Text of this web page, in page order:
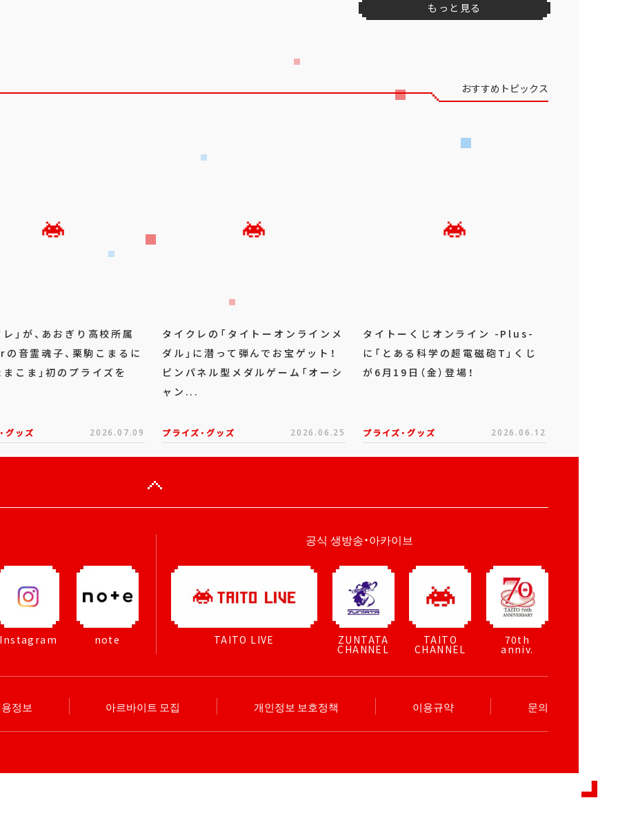
もっと見る
おすすめトピックス
レ」が、あおぎり高校所属
音霊魂子、栗駒こまるに
まこま」初のプライズを
グッズ 2026.07.09
タイクレの「タイトーオンラインメ
ダル」に潜って弾んでお宝ゲット！
ピンパネル型メダルゲーム「オーシ
ャン...
プライズ・グッズ 2026.06.25
タイトーくじオンライン -Plus-
に「とある科学の超電磁砲T」くじ
が6月19日（金）登場！
プライズ・グッズ 2026.06.12
Instagram note
공식 생방송・아카이브
TAITO LIVE ZUNTATA
CHANNEL
TAITO
CHANNEL
70th
anniv.
정보 아르바이트 모집 개인정보 보호정책 이용규약 문의